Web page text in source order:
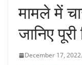
मामले में
जानिए
December 17, 2022